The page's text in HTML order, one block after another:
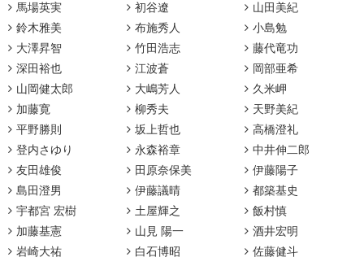
馬場英実
初谷遼
山田美紀
鈴木雅美
布施秀人
小島勉
大澤昇智
竹田浩志
藤代竜功
深田裕也
江波蒼
岡部亜希
山岡健太郎
大嶋芳人
久米岬
加藤寛
柳秀夫
天野美紀
平野勝則
坂上哲也
高橋澄礼
登内さゆり
永森裕章
中井伸二郎
友田雄俊
田原奈保美
伊藤陽子
島田澄男
伊藤議晴
都築基史
宇都宮 宏樹
土屋輝之
飯村慎
加藤基憲
山見 陽一
酒井宏明
岩崎大祐
白石博昭 佐藤健斗